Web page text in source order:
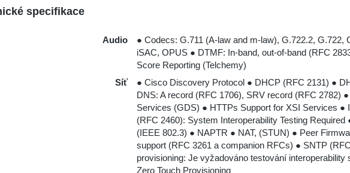
specifikace
Audio
● Codecs: G.711 (A-law and m-law), G.722.2, G.722,
iSAC, OPUS ● DTMF: In-band, out-of-band (RFC
Score Reporting (Telchemy)
Síť
● Cisco Discovery Protocol ● DHCP (RFC 2131) ●
DNS: A record (RFC 1706), SRV record (RFC 2782)
Services (GDS) ● HTTPs Support for XSI Services ●
(RFC 2460): System Interoperability Testing
(IEEE 802.3) ● NAPTR ● NAT, (STUN) ● Peer
support (RFC 3261 a companion RFCs) ● SNTP
provisioning: Je vyžadováno testování
Zero Touch Provisioning